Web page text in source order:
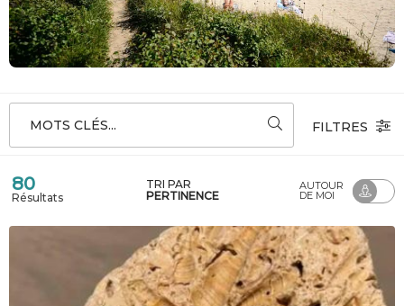
MOTS CLÉS... FILTRES
80
Résultats
TRI PAR
PERTINENCE
AUTOUR
DE MOI